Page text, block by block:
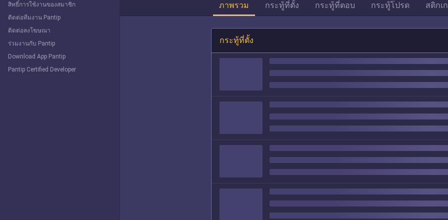
ภาพรวม กระทู้ที่ตั้ง กระทู้ที่ตอบ กระทู้โปรด สติกเ
กระทู้ที่ตั้ง
สิทธิ์การใช้งานของสมาชิก
ติดต่อทีมงาน Pantip
ติดต่อลงโฆษณา
ร่วมงานกับ Pantip
Download App Pantip
Pantip Certified Developer